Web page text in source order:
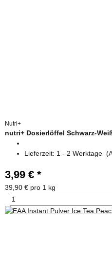
Nutri+
nutri+ Dosierlöffel Schwarz-
Lieferzeit: 1 - 2 Werktage
3,99 € *
39,90 € pro 1 kg